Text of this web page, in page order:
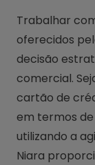
Trabalhar
oferecidos
decisão
comercial.
cartão de
em termos de
utilizando a
Niara